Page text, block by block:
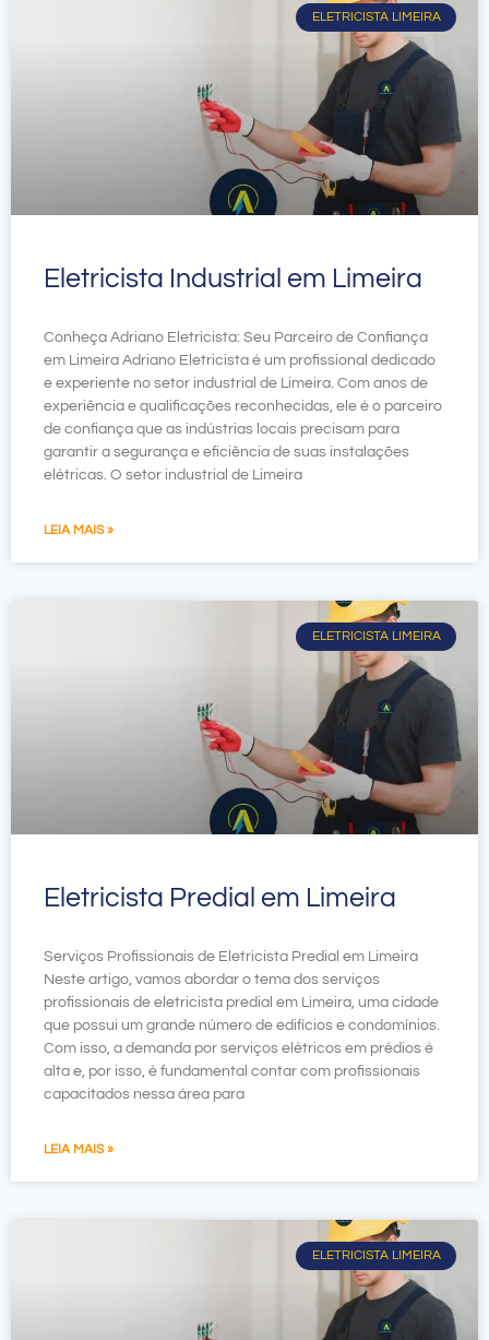
ELETRICISTA LIMEIRA
Eletricista Industrial em Limeira
Conheça Adriano Eletricista: Seu Parceiro de Confiança
em Limeira Adriano Eletricista é um profissional dedicado
e experiente no setor industrial de Limeira. Com anos de
experiência e qualificações reconhecidas, ele é o parceiro
de confiança que as indústrias locais precisam para
garantir a segurança e eficiência de suas instalações
elétricas. O setor industrial de Limeira
LEIA MAIS »
ELETRICISTA LIMEIRA
Eletricista Predial em Limeira
Serviços Profissionais de Eletricista Predial em Limeira
Neste artigo, vamos abordar o tema dos serviços
profissionais de eletricista predial em Limeira, uma cidade
que possui um grande número de edifícios e condomínios.
Com isso, a demanda por serviços elétricos em prédios é
alta e, por isso, é fundamental contar com profissionais
capacitados nessa área para
LEIA MAIS »
ELETRICISTA LIMEIRA